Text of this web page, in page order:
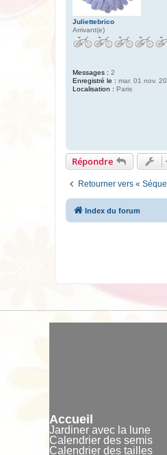
Juliettebrico
Arrivant(e)
Messages : 2
Enregistré le : mar. 01 nov.
Localisation : Paris
Répondre
Retourner vers «
Index du forum
Accueil
Jardiner avec la lune
Calendrier des semis
Calendrier des tailles